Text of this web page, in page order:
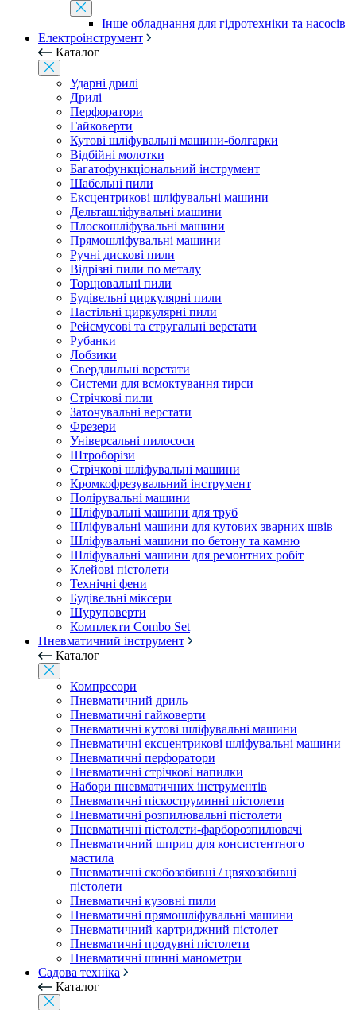
Інше обладнання для гідротехніки та насосів
Електроінструмент
Каталог
Ударні дрилі
Дрилі
Перфоратори
Гайковерти
Кутові шліфувальні машини-болгарки
Відбійні молотки
Багатофункціональний інструмент
Шабельні пили
Ексцентрикові шліфувальні машини
Дельташліфувальні машини
Плоскошліфувальні машини
Прямошліфувальні машини
Ручні дискові пили
Відрізні пили по металу
Торцювальні пили
Будівельні циркулярні пили
Настільні циркулярні пили
Рейсмусові та стругальні верстати
Рубанки
Лобзики
Свердлильні верстати
Системи для всмоктування тирси
Стрічкові пили
Заточувальні верстати
Фрезери
Універсальні пилососи
Штроборізи
Стрічкові шліфувальні машини
Кромкофрезувальний інструмент
Полірувальні машини
Шліфувальні машини для труб
Шліфувальні машини для кутових зварних швів
Шліфувальні машини по бетону та камню
Шліфувальні машини для ремонтних робіт
Клейові пістолети
Технічні фени
Будівельні міксери
Шуруповерти
Комплекти Combo Set
Пневматичний інструмент
Каталог
Компресори
Пневматичний дриль
Пневматичні гайковерти
Пневматичні кутові шліфувальні машини
Пневматичні ексцентрикові шліфувальні машини
Пневматичні перфоратори
Пневматичні стрічкові напилки
Набори пневматичних інструментів
Пневматичні піскоструминні пістолети
Пневматичні розпилювальні пістолети
Пневматичні пістолети-фарборозпилювачі
Пневматичний шприц для консистентного
мастила
Пневматичні скобозабивні / цвяхозабивні
пістолети
Пневматичні кузовні пили
Пневматичні прямошліфувальні машини
Пневматичний картриджний пістолет
Пневматичні продувні пістолети
Пневматичні шинні манометри
Садова техніка
Каталог